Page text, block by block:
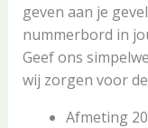
geven aan je
nummerbord in
Geef ons
wij zorgen voor
Afmeting